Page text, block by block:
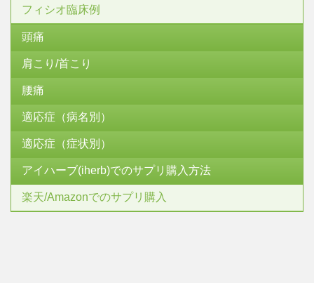
フィシオ臨床例
頭痛
肩こり/首こり
腰痛
適応症（病名別）
適応症（症状別）
アイハーブ(iherb)でのサプリ購入方法
楽天/Amazonでのサプリ購入